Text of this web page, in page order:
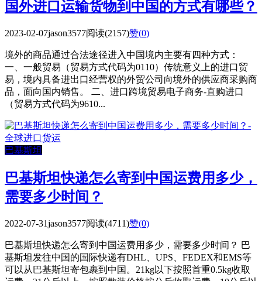
国外进口运输货物到中国的方式有哪些？
2023-02-07jason3577阅读(2157)赞(0)
境外的商品通过合法途径进入中国境内主要有四种方式：
一、一般贸易（贸易方式代码为0110）传统意义上的进口贸
易，境内具备进出口经营权的外贸公司向境外的供应商采购商
品，面向国内销售。 二、进口跨境贸易电子商务-直购进口
（贸易方式代码为9610...
巴基斯坦
巴基斯坦快递怎么寄到中国运费用多少，
需要多少时间？
2022-07-31jason3577阅读(4711)赞(0)
巴基斯坦快递怎么寄到中国运费用多少，需要多少时间？ 巴
基斯坦发往中国的国际快递有DHL、UPS、FEDEX和EMS等
可以从巴基斯坦寄包裹到中国。21kg以下按照首重0.5kg收取